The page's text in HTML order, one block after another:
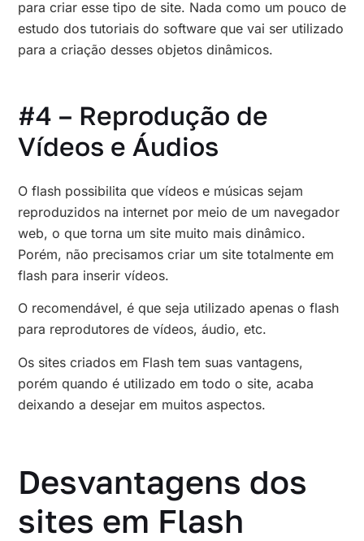
para criar esse tipo de site. Nada como um pouco de
estudo dos tutoriais do software que vai ser utilizado
para a criação desses objetos dinâmicos.
#4 – Reprodução de
Vídeos e Áudios
O flash possibilita que vídeos e músicas sejam
reproduzidos na internet por meio de um navegador
web, o que torna um site muito mais dinâmico.
Porém, não precisamos criar um site totalmente em
flash para inserir vídeos.
O recomendável, é que seja utilizado apenas o flash
para reprodutores de vídeos, áudio, etc.
Os sites criados em Flash tem suas vantagens,
porém quando é utilizado em todo o site, acaba
deixando a desejar em muitos aspectos.
Desvantagens dos
sites em Flash